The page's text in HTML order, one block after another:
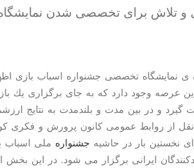
و تلاش برای تخصصی شدن
نمایشگاه تخصصی جشنواره اسباب بازی
عرصه وجود دارد كه به جای برگزاری یك
و در بین مدت و بلندمدت به نتایج
از روابط عمومی كانون پرورش و فكری
نخستین بار در حاشیه جشنواره ملی اسباب
ایرانی برگزار می شود. در این بخش